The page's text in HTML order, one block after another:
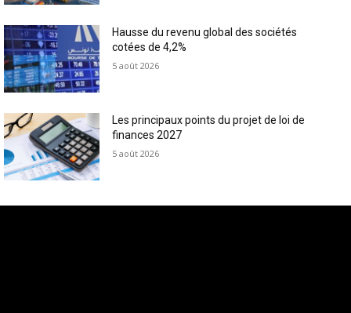
Hausse du revenu global des sociétés
cotées de 4,2%
5 août 2026
Les principaux points du projet de loi de
finances 2027
5 août 2026